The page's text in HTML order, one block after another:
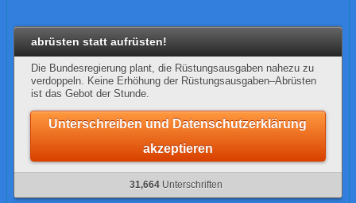
abrüsten statt aufrüsten!
Die Bundesregierung plant, die Rüstungsausgaben nahezu zu
verdoppeln. Keine Erhöhung der Rüstungsausgaben–Abrüsten
ist das Gebot der Stunde.
Unterschreiben und Datenschutzerklärung
akzeptieren
31,664 Unterschriften